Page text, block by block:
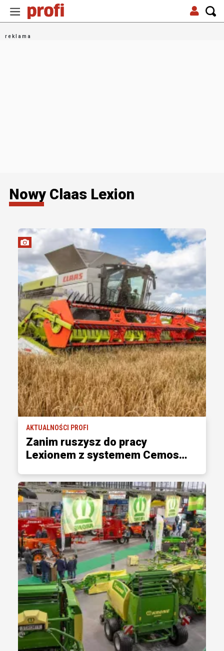
Nowy Claas Lexion
AKTUALNOŚCI PROFI
Zanim ruszysz do pracy
Lexionem z systemem Cemos…